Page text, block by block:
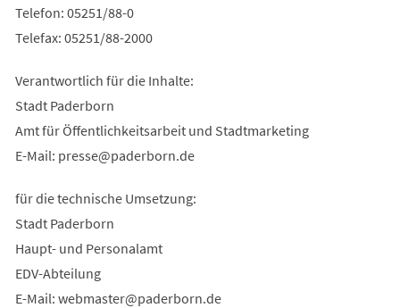
Telefon: 05251/88-0
Telefax: 05251/88-2000
Verantwortlich für die Inhalte:
Stadt Paderborn
Amt für Öffentlichkeitsarbeit und Stadtmarketing
E-Mail: presse paderborn de
für die technische Umsetzung:
Stadt Paderborn
Haupt- und Personalamt
EDV-Abteilung
E-Mail: webmaster paderborn de